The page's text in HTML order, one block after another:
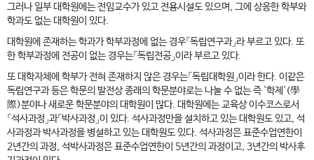
그러나 일부 대학원에는 전임교수가 있고 전용시설도 있으며, 그에 상응한 학부와
학과도 없는 대학원이 있다.
대학원에 존재하는 학과가 학부과정에 없는 경우「독립연구과」라 부르고 있다. 또
한 학부과정에 전공이 없는 경우는「독립전공」이라 부르고 있다.
또 대학자체에 학부가 전혀 존재하지 않은 경우는「독립대학원」이라 한다. 이같은
독립연구과 등은 학문의 발전상 종래의 학문분야로는 나눌 수 없는 즉 '학제'(學
際)분야나 새로운 학문분야의 대학원이 많다. 대학원에는 교육상 이수코스로서
「석사과정」과「박사과정」이 있다. 석사과정만을 설치하고 있는 대학원도 있고, 석
사과정과 박사과정을 병설하고 있는 대학원도 있다. 석사과정은 표준수업연한이
2년간의 과정, 석박사과정은 표준수업연한이 5년간의 과정이고, 3년간의 박사후